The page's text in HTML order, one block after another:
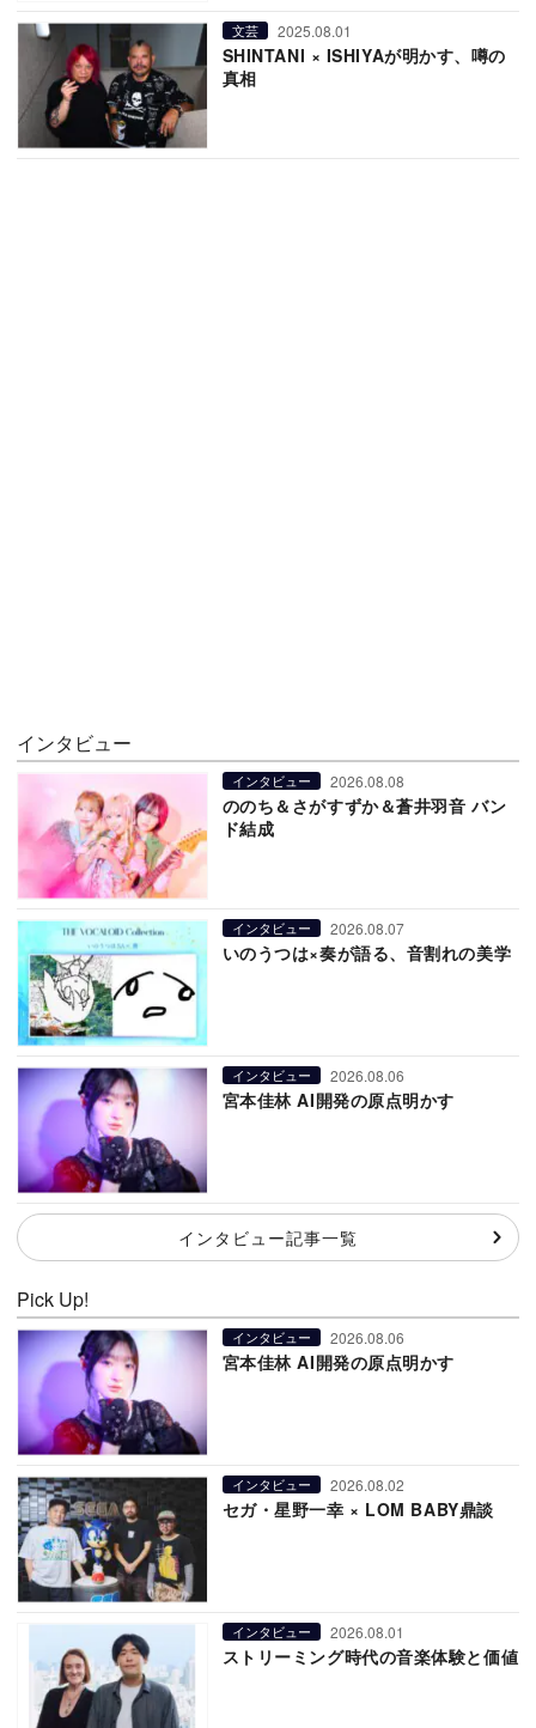
文芸 2025.08.01
SHINTANI × ISHIYAが明かす、噂の
真相
インタビュー
インタビュー 2026.08.08
ののち＆さがすずか＆蒼井羽音 バン
ド結成
インタビュー 2026.08.07
いのうつは×奏が語る、音割れの美学
インタビュー 2026.08.06
宮本佳林 AI開発の原点明かす
インタビュー記事一覧
Pick Up!
インタビュー 2026.08.06
宮本佳林 AI開発の原点明かす
インタビュー 2026.08.02
セガ・星野一幸 × LOM BABY鼎談
インタビュー 2026.08.01
ストリーミング時代の音楽体験と価値